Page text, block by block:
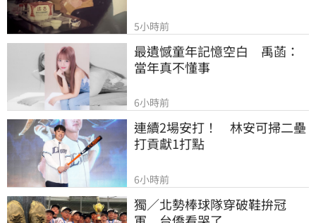
5小時前
最遺憾童年記憶空白　禹菡：
當年真不懂事
6小時前
連續2場安打！　林安可掃二壘
打貢獻1打點
6小時前
獨／北勢棒球隊穿破鞋拚冠